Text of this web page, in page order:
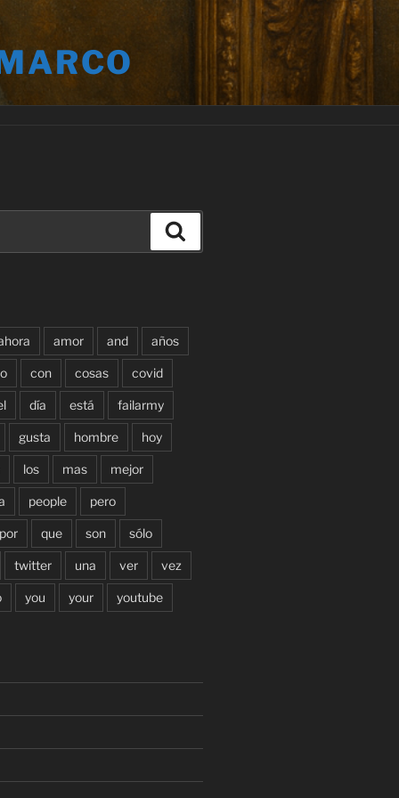
amor and años
con cosas covid
día está failarmy
gusta hombre hoy
los mas mejor
people pero
por que son sólo
twitter una ver vez
you your youtube